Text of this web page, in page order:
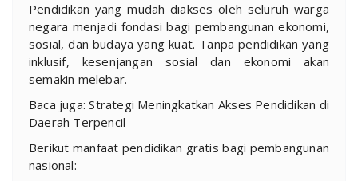
Pendidikan yang mudah diakses oleh seluruh warga
negara menjadi fondasi bagi pembangunan ekonomi,
sosial, dan budaya yang kuat. Tanpa pendidikan yang
inklusif, kesenjangan sosial dan ekonomi akan
semakin melebar.
Baca juga: Strategi Meningkatkan Akses Pendidikan di
Daerah Terpencil
Berikut manfaat pendidikan gratis bagi pembangunan
nasional: